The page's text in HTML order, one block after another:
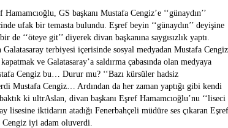
GS başkanı Mustafa Cengiz’e ‘‘günaydın’’
ufak bir temasta bulundu. Eşref beyin ‘‘günaydın’’ deyişine
‘‘öteye git’’ diyerek divan başkanına saygısızlık yaptı.
terbiyesi içerisinde sosyal medyadan Mustafa Cengiz
ve Galatasaray’a saldırma çabasında olan medyaya
Cengiz bu… Durur mu? ‘‘Bazı kürsüler hadsiz
Mustafa Cengiz… Ardından da her zaman yaptığı gibi kendi
ki ultrAslan, divan başkanı Eşref Hamamcıoğlu’nu ‘‘liseci
lisesine iktidarın atadığı Fenerbahçeli müdüre ses çıkaran Eşref
Cengiz iyi adam oluverdi.